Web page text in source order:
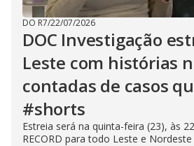
DO R7/22/07/2026
DOC Investigação
Leste com histórias
contadas de casos
#shorts
Estreia será na quinta-feira (23), às
RECORD para todo Leste e Nordeste